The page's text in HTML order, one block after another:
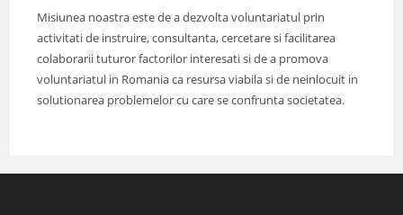
Misiunea noastra este de a dezvolta voluntariatul prin
activitati de instruire, consultanta, cercetare si facilitarea
colaborarii tuturor factorilor interesati si de a promova
voluntariatul in Romania ca resursa viabila si de neinlocuit in
solutionarea problemelor cu care se confrunta societatea.